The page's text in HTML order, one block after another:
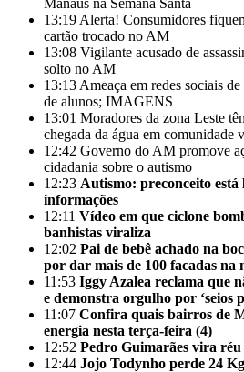
Manaus na Semana Santa
13:19 Alerta! Consumidores
cartão trocado no AM
13:08 Vigilante acusado de
solto no AM
13:13 Ameaça em redes sociais
de alunos; IMAGENS
13:01 Moradores da zona Leste
chegada da água em comunidade
12:42 Governo do AM promove
cidadania sobre o autismo
12:23 Autismo: preconceito está
informações
12:11 Vídeo em que ciclone
banhistas viraliza
12:02 Pai de bebê achado na
por dar mais de 100 facadas na
11:53 Iggy Azalea reclama que
e demonstra orgulho por ‘seios
11:07 Confira quais bairros de
energia nesta terça-feira (4)
12:52 Pedro Guimarães vira
12:44 Jojo Todynho perde 24